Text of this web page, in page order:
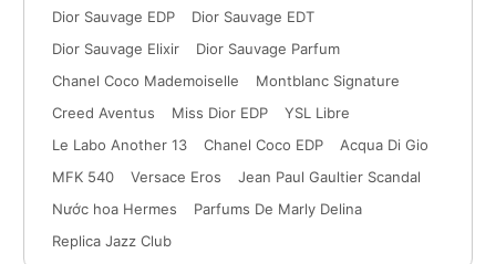
Dior Sauvage EDP
Dior Sauvage EDT
Dior Sauvage Elixir
Dior Sauvage Parfum
Chanel Coco Mademoiselle
Montblanc Signature
Creed Aventus
Miss Dior EDP
YSL Libre
Le Labo Another 13
Chanel Coco EDP
Acqua Di Gio
MFK 540
Versace Eros
Jean Paul Gaultier Scandal
Nước hoa Hermes
Parfums De Marly Delina
Replica Jazz Club